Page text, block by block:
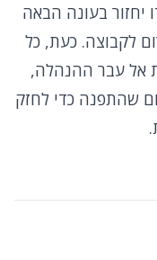
בעונה הבאה
לקבוצה. כעת, כל
אל עבר ההנהלה,
שהתפנה כדי לחזק